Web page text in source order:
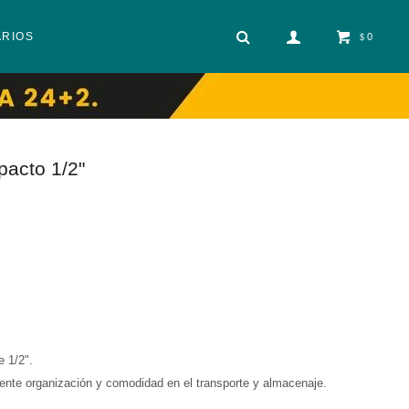
$ 0
1/2"
1/2".
organización y comodidad en el transporte y almacenaje.